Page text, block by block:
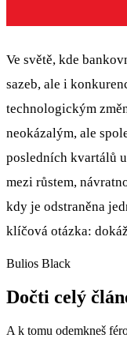
Ve světě, kde
sazeb, ale i
technologickým
neokázalým, ale
posledních kvartálů
mezi růstem,
kdy je odstraněna
klíčová otázka:
Bulios Black
Dočti celý
A k tomu odemkneš